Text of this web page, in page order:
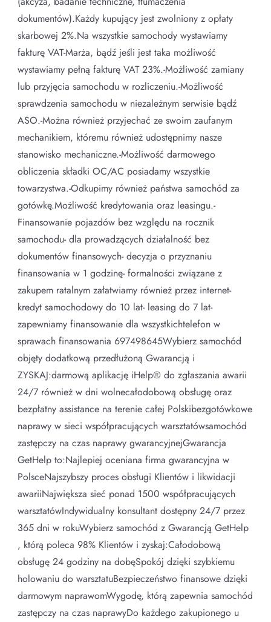
dokumentów).Każdy kupujący jest zwolniony z opłaty
skarbowej 2%.Na wszystkie samochody wystawiamy
fakturę VAT-Marża, bądź jeśli jest taka możliwość
wystawiamy pełną fakturę VAT 23%.-Możliwość zamiany
lub przyjęcia samochodu w rozliczeniu.-Możliwość
sprawdzenia samochodu w niezależnym serwisie bądź
ASO.-Można również przyjechać ze swoim zaufanym
mechanikiem, któremu również udostępnimy nasze
stanowisko mechaniczne.-Możliwość darmowego
obliczenia składki OC/AC posiadamy wszystkie
towarzystwa.-Odkupimy również państwa samochód za
gotówkę.Możliwość kredytowania oraz leasingu.-
Finansowanie pojazdów bez względu na rocznik
samochodu- dla prowadzących działalność bez
dokumentów finansowych- decyzja o przyznaniu
finansowania w 1 godzinę- formalności związane z
zakupem ratalnym załatwiamy również przez internet-
kredyt samochodowy do 10 lat- leasing do 7 lat-
zapewniamy finansowanie dla wszystkichtelefon w
sprawach finansowania 697498645Wybierz samochód
objęty dodatkową przedłużoną Gwarancją i
ZYSKAJ:darmową aplikację iHelp® do zgłaszania awarii
24/7 również w dni wolnecałodobową obsługę oraz
bezpłatny assistance na terenie całej Polskibezgotówkowe
naprawy w sieci współpracujących warsztatówsamochód
zastępczy na czas naprawy gwarancyjnejGwarancja
GetHelp to:Najlepiej oceniana firma gwarancyjna w
PolsceNajszybszy proces obsługi Klientów i likwidacji
awariiNajwiększa sieć ponad 1500 współpracujących
warsztatówIndywidualny konsultant dostępny 24/7 przez
365 dni w rokuWybierz samochód z Gwarancją GetHelp
, którą poleca 98% Klientów i zyskaj:Całodobową
obsługę 24 godziny na dobęSpokój dzięki szybkiemu
holowaniu do warsztatuBezpieczeństwo finansowe dzięki
darmowym naprawomWygodę, którą zapewnia samochód
zastępczy na czas naprawyDo każdego zakupionego u